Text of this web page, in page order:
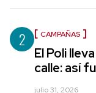
2 CAMPAÑAS
El Poli
calle: así
julio 31, 2026